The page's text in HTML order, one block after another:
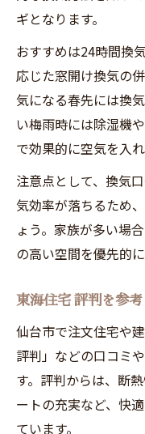
ギとなります。
おすすめは24時間換
応じた窓開け換気の
気になる春先には換
い梅雨時には除湿機
で効果的に空気を入れ
注意点として、換気
気効率が落ちるため
ょう。家族が多い場
の高い空間を優先的
東海住宅 評判を参
仙台市で注文住宅や
評判」などの口コミ
す。評判からは、断
ートの充実など、快
ています。